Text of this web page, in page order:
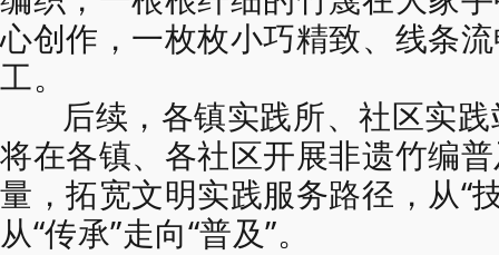
心创作，一枚枚小巧精致、 线条
工。
后续，各镇实践所、社区实
将在各镇、各社区开展非遗竹编
量，拓宽文明实践服务路径， 从“
从“传承”走向“普及”。